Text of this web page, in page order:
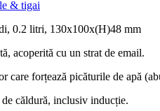
& tigai
0.2 litri, 130x100x(H)48 mm
acoperită cu un strat de email.
care forțează picăturile de apă
căldură, inclusiv inducție.